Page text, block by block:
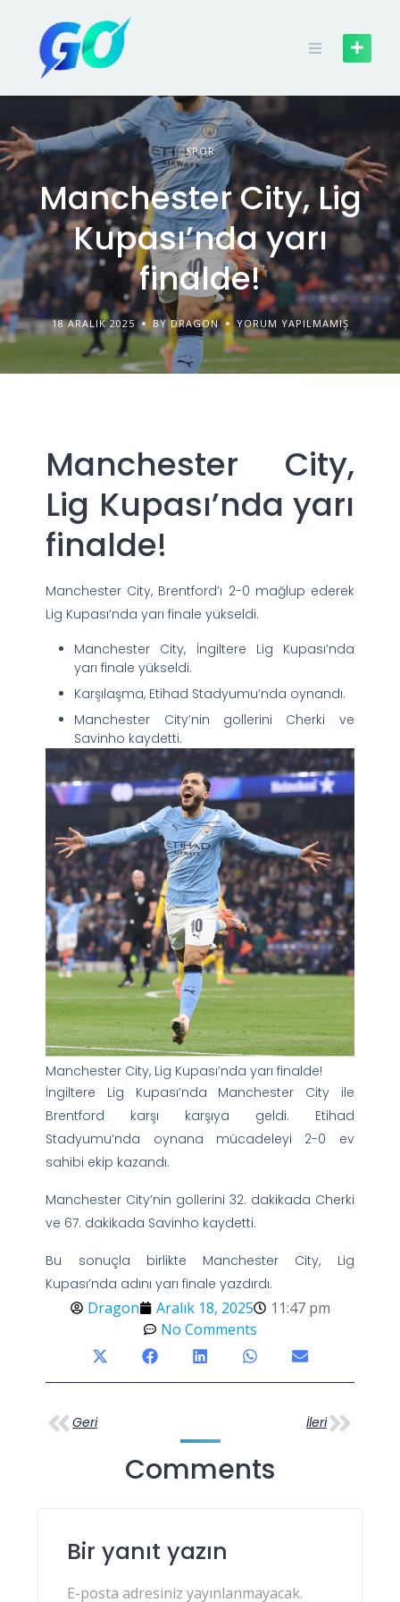
SPOR
Manchester City, Lig
Kupası’nda yarı
finalde!
18 ARALIK 2025 BY DRAGON YORUM YAPILMAMIŞ
Manchester City,
Lig Kupası’nda yarı
finalde!
Manchester City, Brentford’ı 2-0 mağlup ederek
Lig Kupası’nda yarı finale yükseldi.
Manchester City, İngiltere Lig Kupası’nda
yarı finale yükseldi.
Karşılaşma, Etihad Stadyumu’nda oynandı.
Manchester City’nin gollerini Cherki ve
Savinho kaydetti.
Manchester City, Lig Kupası’nda yarı finalde!
İngiltere Lig Kupası’nda Manchester City ile
Brentford karşı karşıya geldi. Etihad
Stadyumu’nda oynana mücadeleyi 2-0 ev
sahibi ekip kazandı.
Manchester City’nin gollerini 32. dakikada Cherki
ve 67. dakikada Savinho kaydetti.
Bu sonuçla birlikte Manchester City, Lig
Kupası’nda adını yarı finale yazdırdı.
Dragon Aralık 18, 2025
11:47 pm
No Comments
Geri İleri
Comments
Bir yanıt yazın
E-posta adresiniz yayınlanmayacak.